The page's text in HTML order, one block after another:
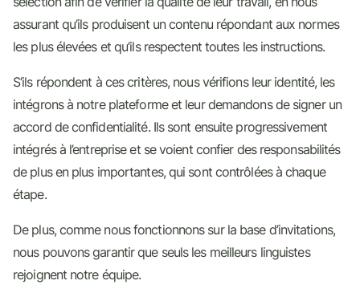
assurant qu’ils produisent un contenu répondant aux normes
les plus élevées et qu’ils respectent toutes les instructions.
S’ils répondent à ces critères, nous vérifions leur identité, les
intégrons à notre plateforme et leur demandons de signer un
accord de confidentialité. Ils sont ensuite progressivement
intégrés à l’entreprise et se voient confier des responsabilités
de plus en plus importantes, qui sont contrôlées à chaque
étape.
De plus, comme nous fonctionnons sur la base d’invitations,
nous pouvons garantir que seuls les meilleurs linguistes
rejoignent notre équipe.